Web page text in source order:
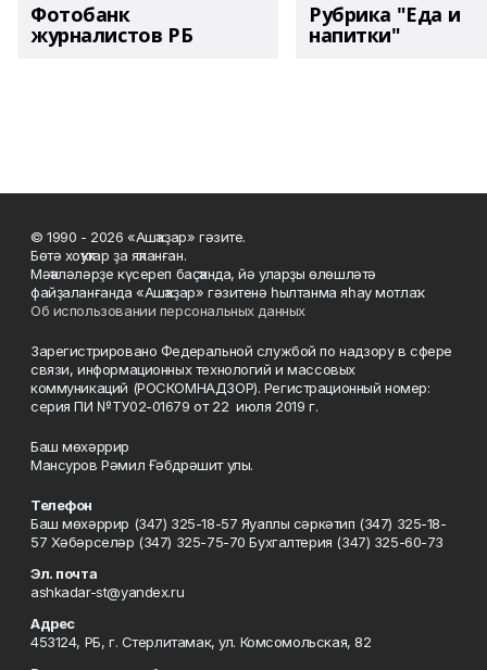
Фотобанк
журналистов РБ
Рубрика "Еда и
напитки"
© 1990 - 2026 «Ашҡаҙар» гәзите.
Бөтә хоҡуҡтар ҙа яҡланған.
Мәҡәләләрҙе күсереп баҫҡанда, йә уларҙы өлөшләтә
файҙаланғанда «Ашҡаҙар» гәзитенә һылтанма яһау мотлаҡ.
Об использовании персональных данных
Зарегистрировано Федеральной службой по надзору в сфере
связи, информационных технологий и массовых
коммуникаций (РОСКОМНАДЗОР). Регистрационный номер:
серия ПИ №ТУ02-01679 от 22 июля 2019 г.
Баш мөхәррир
Мансуров Рәмил Ғәбдрәшит улы.
Телефон
Баш мөхәррир (347) 325-18-57 Яуаплы сәркәтип (347) 325-18-
57 Хәбәрселәр (347) 325-75-70 Бухгалтерия (347) 325-60-73
Эл. почта
ashkadar-st@yandex.ru
Адрес
453124, РБ, г. Стерлитамак, ул. Комсомольская, 82